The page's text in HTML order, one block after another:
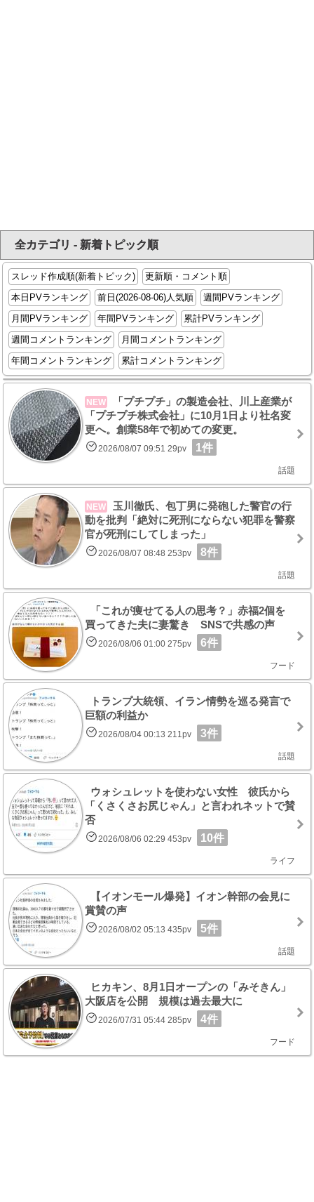
全カテゴリ - 新着トピック順
スレッド作成順(新着トピック)
更新順・コメント順
本日PVランキング
前日(2026-08-06)人気順
週間PVランキング
月間PVランキング
年間PVランキング
累計PVランキング
週間コメントランキング
月間コメントランキング
年間コメントランキング
累計コメントランキング
NEW
「プチプチ」の製造会社、川上産業が
「プチプチ株式会社」に10月1日より社名変
更へ。創業58年で初めての変更。
2026/08/07 09:51 29pv 1件
話題
NEW
玉川徹氏、包丁男に発砲した警官の行
動を批判「絶対に死刑にならない犯罪を警察
官が死刑にしてしまった」
2026/08/07 08:48 253pv 8件
話題
「これが痩せてる人の思考？」赤福2個を
買ってきた夫に妻驚き SNSで共感の声
2026/08/06 01:00 275pv 6件
フード
トランプ大統領、イラン情勢を巡る発言で
巨額の利益か
2026/08/04 00:13 211pv 3件
話題
ウォシュレットを使わない女性 彼氏から
「くさくさお尻じゃん」と言われネットで賛
否
2026/08/06 02:29 453pv 10件
ライフ
【イオンモール爆発】イオン幹部の会見に
賞賛の声
2026/08/02 05:13 435pv 5件
話題
ヒカキン、8月1日オープンの「みそきん」
大阪店を公開 規模は過去最大に
2026/07/31 05:44 285pv 4件
フード